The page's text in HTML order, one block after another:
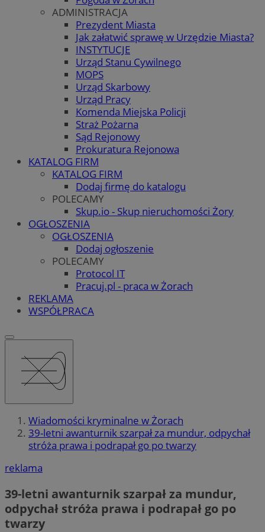
ADMINISTRACJA
Prezydent Miasta
Jak załatwić sprawę w Urzędzie Miasta?
INSTYTUCJE
Urząd Stanu Cywilnego
MOPS
Urząd Skarbowy
Urząd Pracy
Komenda Miejska Policji
Straż Pożarna
Sąd Rejonowy
Prokuratura Rejonowa
KATALOG FIRM
KATALOG FIRM
Dodaj firmę do katalogu
POLECAMY
Skup.io - Skup nieruchomości Żory
OGŁOSZENIA
OGŁOSZENIA
Dodaj ogłoszenie
POLECAMY
Protocol IT
Pracuj.pl - praca w Żorach
REKLAMA
WSPÓŁPRACA
Wiadomości kryminalne w Żorach
39-letni awanturnik szarpał za mundur, odpychał
stróża prawa i podrapał go po twarzy
reklama
39-letni awanturnik szarpał za mundur,
odpychał stróża prawa i podrapał go po
twarzy